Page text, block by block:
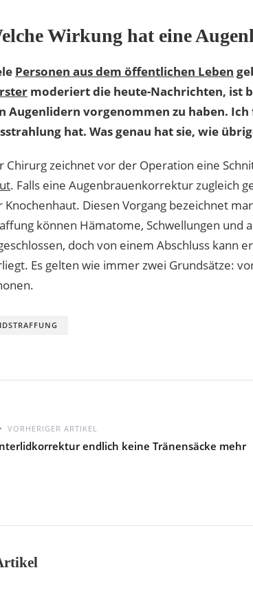
Wirkung hat eine
Personen aus dem öffentlichen Leben
moderiert die heute-Nachrichten, ist
Augenlidern vorgenommen zu haben.
hat. Was genau hat sie, wie
Chirurg zeichnet vor der Operation eine
. Falls eine Augenbrauenkorrektur zugleich
Knochenhaut. Diesen Vorgang bezeichnet
können Hämatome, Schwellungen und
doch von einem Abschluss kann
Es gelten wie immer zwei Grundsätze:
VORHERIGER ARTIKEL
endlich keine Tränensäcke mehr